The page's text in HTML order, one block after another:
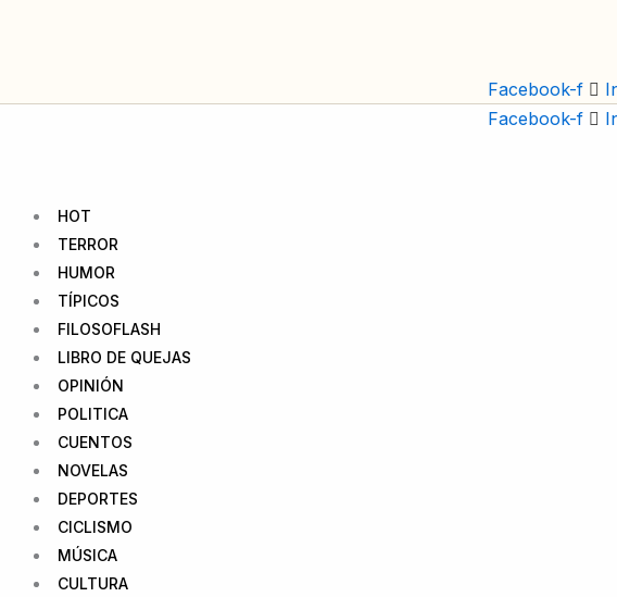
Facebook-f
Facebook-f
HOT
TERROR
HUMOR
TÍPICOS
FILOSOFLASH
LIBRO DE QUEJAS
OPINIÓN
POLITICA
CUENTOS
NOVELAS
DEPORTES
CICLISMO
MÚSICA
CULTURA